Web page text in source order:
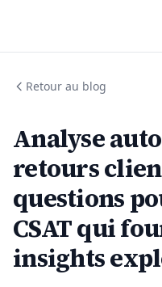
Retour au blog
Analyse
retours
questions
CSAT qui
insights